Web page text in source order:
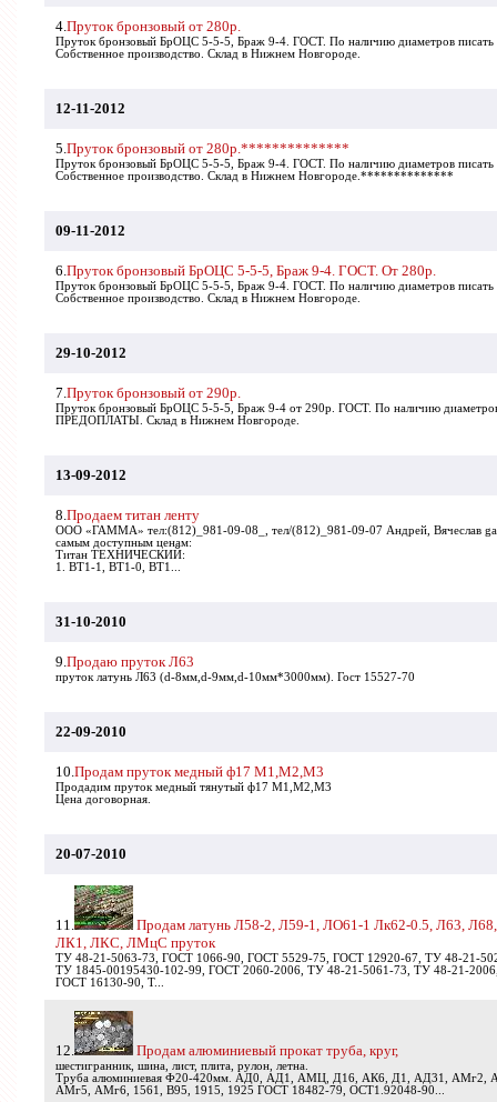
4.Пруток бронзовый от 280р.
Пруток бронзовый БрОЦС 5-5-5, Браж 9-4. ГОСТ. По наличию диаметров
Собственное производство. Склад в Нижнем Новгороде.
12-11-2012
5.Пруток бронзовый от 280р.**************
Пруток бронзовый БрОЦС 5-5-5, Браж 9-4. ГОСТ. По наличию диаметров
Собственное производство. Склад в Нижнем Новгороде.**************
09-11-2012
6.Пруток бронзовый БрОЦС 5-5-5, Браж 9-4. ГОСТ. От 280р.
Пруток бронзовый БрОЦС 5-5-5, Браж 9-4. ГОСТ. По наличию диаметров
Собственное производство. Склад в Нижнем Новгороде.
29-10-2012
7.Пруток бронзовый от 290р.
Пруток бронзовый БрОЦС 5-5-5, Браж 9-4 от 290р. ГОСТ. По наличию
ПРЕДОПЛАТЫ. Склад в Нижнем Новгороде.
13-09-2012
8.Продаем титан ленту
ООО «ГАММА» тел:(812)_981-09-08_, тел/(812)_981-09-07 Андрей, Вячеслав
самым доступным ценам:
Титан ТЕХНИЧЕСКИЙ:
1. ВТ1-1, ВТ1-0, ВТ1...
31-10-2010
9.Продаю пруток Л63
пруток латунь Л63 (d-8мм,d-9мм,d-10мм*3000мм). Гост 15527-70
22-09-2010
10.Продам пруток медный ф17 М1,М2,М3
Продадим пруток медный тянутый ф17 М1,М2,М3
Цена договорная.
20-07-2010
11.
Продам латунь Л58-2, Л59-1, ЛО61-1 Лк62-0.5, Л63,
ЛК1, ЛКС, ЛМцС пруток
ТУ 48-21-5063-73, ГОСТ 1066-90, ГОСТ 5529-75, ГОСТ 12920-67, ТУ 48-21-
ТУ 1845-00195430-102-99, ГОСТ 2060-2006, ТУ 48-21-5061-73, ТУ 48-21-
ГОСТ 16130-90, Т...
12. Продам алюминиевый прокат труба, круг,
шестигранник, шина, лист, плита, рулон, летна.
Труба алюминиевая Ф20-420мм. АД0, АД1, АМЦ, Д16, АК6, Д1, АД31, АМг2,
АМг5, АМг6, 1561, В95, 1915, 1925 ГОСТ 18482-79, ОСТ1.92048-90...